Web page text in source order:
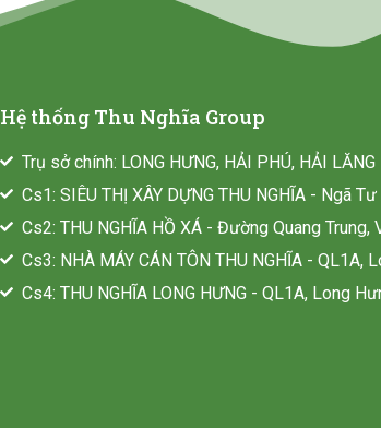
Hệ thống Thu Nghĩa Group
Trụ sở chính: LONG HƯNG, HẢI PHÚ, HẢI LĂNG
Cs1: SIÊU THỊ XÂY DỰNG THU NGHĨA - Ngã
Cs2: THU NGHĨA HỒ XÁ - Đường Quang Trung,
Cs3: NHÀ MÁY CÁN TÔN THU NGHĨA - QL1A,
Cs4: THU NGHĨA LONG HƯNG - QL1A, Long